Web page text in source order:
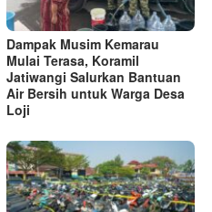
Dampak Musim Kemarau
Mulai Terasa, Koramil
Jatiwangi Salurkan Bantuan
Air Bersih untuk Warga Desa
Loji